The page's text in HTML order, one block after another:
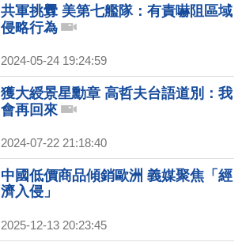
共軍挑釁 美第七艦隊：有責嚇阻區域
侵略行為
2024-05-24 19:24:59
獲大綬景星勳章 高哲夫台語道別：我
會再回來
2024-07-22 21:18:40
中國低價商品傾銷歐洲 義媒聚焦「經
濟入侵」
2025-12-13 20:23:45